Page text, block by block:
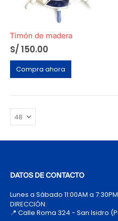
Timón de madera
S/ 150.00
Compra ahora
DATOS DE CONTACTO
Lunes a Sábado 11:00AM a 7:30PM
DIRECCIÓN:
📍 Calle Roma 324 - San Isidro